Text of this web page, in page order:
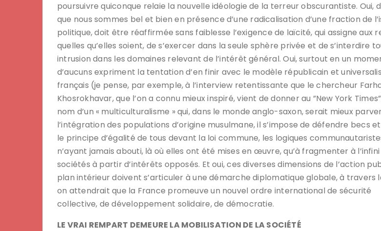
poursuivre quiconque relaie la nouvelle idéologie de la terreur obscurantiste. Oui,
que nous sommes bel et bien en présence d’une radicalisation d’une fraction de
politique, doit être réaffirmée sans faiblesse l’exigence de laïcité, qui assigne aux
quelles qu’elles soient, de s’exercer dans la seule sphère privée et de s’interdire
intrusion dans les domaines relevant de l’intérêt général. Oui, surtout en un
d’aucuns expriment la tentation d’en finir avec le modèle républicain et
français (je pense, par exemple, à l’interview retentissante que le chercheur
Khosrokhavar, que l’on a connu mieux inspiré, vient de donner au ”New York
nom d’un « multiculturalisme » qui, dans le monde anglo-saxon, serait mieux
l’intégration des populations d’origine musulmane, il s’impose de défendre becs
le principe d’égalité de tous devant la loi commune, les logiques
n’ayant jamais abouti, là où elles ont été mises en œuvre, qu’à fragmenter à l’infini
sociétés à partir d’intérêts opposés. Et oui, ces diverses dimensions de l’action
plan intérieur doivent s’articuler à une démarche diplomatique globale, à travers
on attendrait que la France promeuve un nouvel ordre international de sécurité
collective, de développement solidaire, de démocratie.
LE VRAI REMPART DEMEURE LA MOBILISATION DE LA SOCIÉTÉ